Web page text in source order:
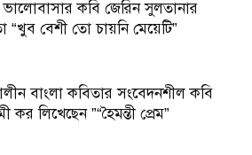
ভালোবাসার কবি জেরিন সুলতানার
“খুব বেশী তো চায়নি মেয়েটি”
বাংলা কবিতার সংবেদনশীল কবি
কর লিখেছেন ”“হৈমন্তী প্রেম”